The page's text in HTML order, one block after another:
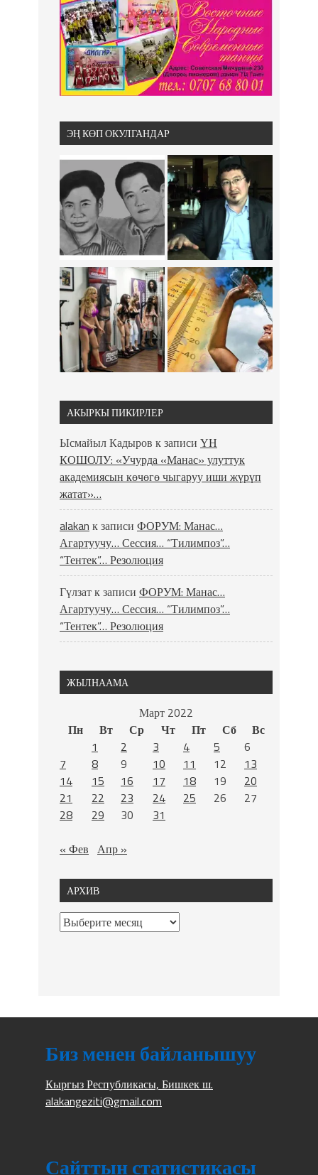
ЭҢ КӨП ОКУЛГАНДАР
АКЫРКЫ ПИКИРЛЕР
Ысмайыл Кадыров к записи ҮН
КОШОЛУ: «Учурда «Манас» улуттук
академиясын көчөгө чыгаруу иши жүрүп
жатат»…
alakan к записи ФОРУМ: Манас…
Агартуучу… Сессия… “Тилимпоз”…
“Тентек”… Резолюция
Гүлзатк записи ФОРУМ: Манас…
Агартуучу… Сессия… “Тилимпоз”…
“Тентек”… Резолюция
ЖЫЛНААМА
Март 2022
Пн
Вт Ср Чт Пт Сб
Вс
1
2 3 4 5
6
7
8 9 10 11 12
13
14
15 16 17 18 19
20
21
22 23 24 25 26
27
28
29 30
31
« Фев Апр »
АРХИВ
Биз менен байланышуу
Кыргыз Республикасы, Бишкек ш.
alakangeziti@gmail.com
Сайттын статистикасы